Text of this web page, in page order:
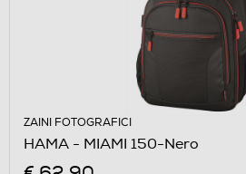
ZAINI FOTOGRAFICI
HAMA - MIAMI 150-Nero